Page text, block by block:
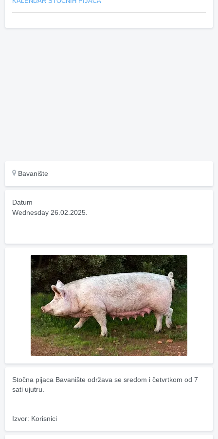
Bavanište
Datum
Wednesday 26.02.2025.
Stočna pijaca Bavanište održava se sredom i četvrtkom od 7
sati ujutru.
Izvor: Korisnici